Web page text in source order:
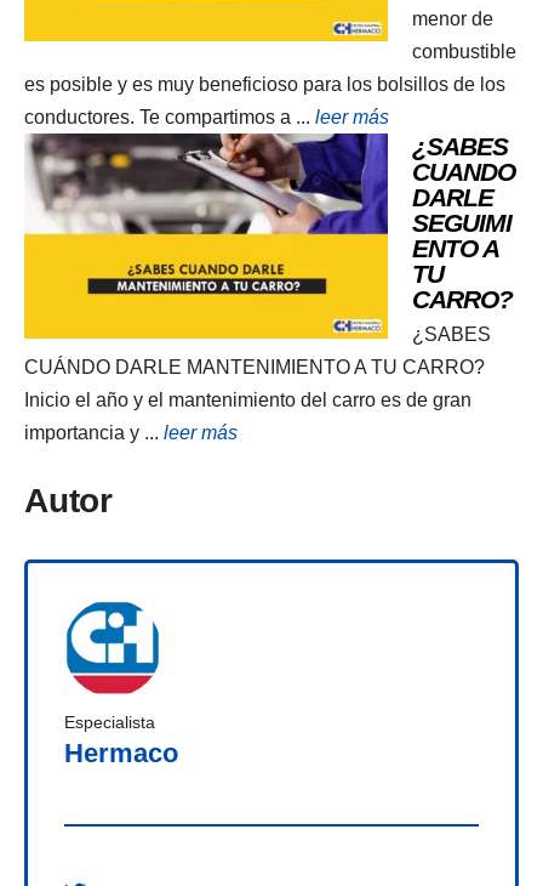
menor de
combustible
es posible y es muy beneficioso para los bolsillos de los
conductores. Te compartimos a ... leer más
¿SABES
CUANDO
DARLE
SEGUIMI
ENTO A
TU
CARRO?
¿SABES
CUÁNDO DARLE MANTENIMIENTO A TU CARRO?
Inicio el año y el mantenimiento del carro es de gran
importancia y ... leer más
Autor
Especialista
Hermaco